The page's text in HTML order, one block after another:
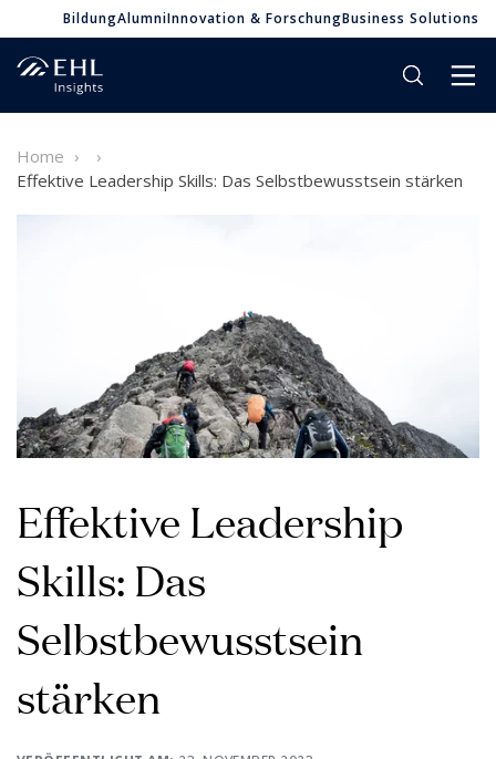
BildungAlumniInnovation & ForschungBusiness Solutions
Home
Effektive Leadership Skills: Das Selbstbewusstsein stärken
Effektive Leadership
Skills: Das
Selbstbewusstsein
stärken